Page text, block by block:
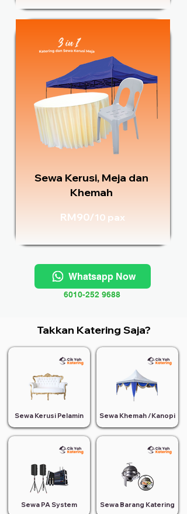
Sewa Kerusi, Meja dan
Khemah
RM90/10 pax
Whatsapp Now
6010-252 9688
Takkan Katering Saja?
Sewa Kerusi Pelamin
Sewa PA System
Sewa Khemah /Kanopi
Sewa Barang Katering